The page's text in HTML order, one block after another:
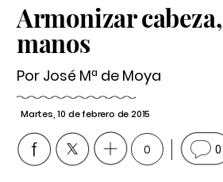
Armonizar
manos
Por José Mª de Moya
Martes, 10 de febrero de 2015
0 0